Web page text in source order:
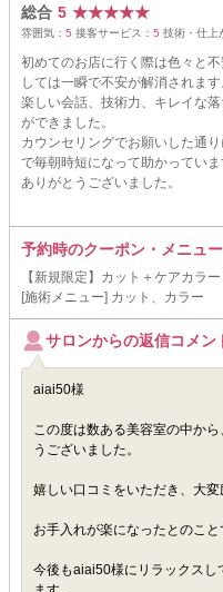
総合 5 ★★★★★
雰囲気： 5 接客サービス： 5 技術・仕上
初めてのお店に行く際は色々と
しては一瞬で不安が解消されます
楽しい会話、技術力、キレイな
ができました。
カウンセリングでお願いした通
で毎朝時短になって助かっていま
ありがとうございました。
予約時のクーポン・メニュー
【新規限定】カット＋ケアカラ
[施術メニュー] カット、カラー
サロンからの返信コメン
aiai50様
この度は数ある美容室の中か
うございました。
嬉しい口コミをいただき、大変
お手入れが楽になったとのこ
今後もaiai50様にリラックスし